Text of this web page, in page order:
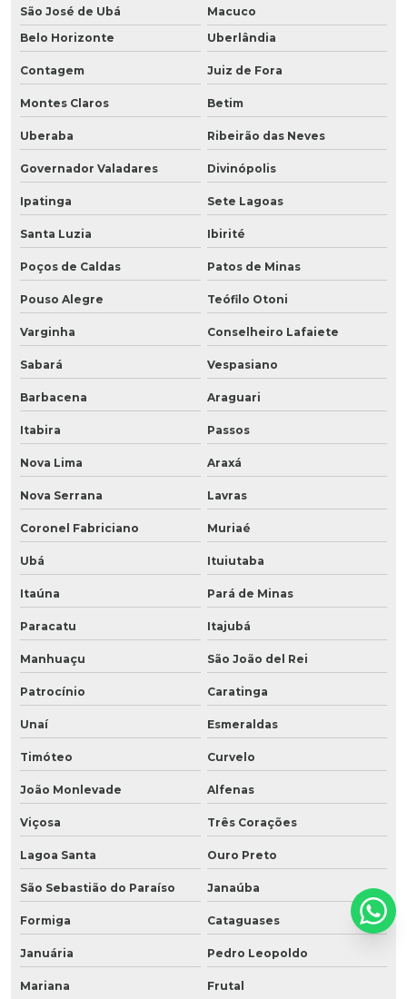
São José de Ubá
Macuco
Belo Horizonte
Uberlândia
Contagem Juiz de Fora
Montes Claros Betim
Uberaba Ribeirão das Neves
Governador Valadares Divinópolis
Ipatinga Sete Lagoas
Santa Luzia Ibirité
Poços de Caldas Patos de Minas
Pouso Alegre Teófilo Otoni
Varginha Conselheiro Lafaiete
Sabará Vespasiano
Barbacena Araguari
Itabira Passos
Nova Lima Araxá
Nova Serrana Lavras
Coronel Fabriciano Muriaé
Ubá Ituiutaba
Itaúna Pará de Minas
Paracatu Itajubá
Manhuaçu São João del Rei
Patrocínio Caratinga
Unaí Esmeraldas
Timóteo Curvelo
João Monlevade Alfenas
Viçosa Três Corações
Lagoa Santa Ouro Preto
São Sebastião do Paraíso Janaúba
Formiga Cataguases
Januária Pedro Leopoldo
Mariana Frutal